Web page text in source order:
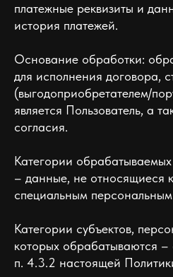
платежные реквизиты и
история платежей.
Основание обработки:
для исполнения договора,
(выгодоприобретателем/
является Пользователь, а
согласия.
Категории
– данные, не относящиеся
специальным
Категории субъектов,
которых обрабатываются –
п. 4.3.2 настоящей